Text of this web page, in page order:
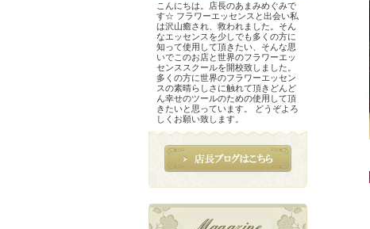
こんにちは。店長のあまみめぐみで
す☆ フラワーエッセンスと出会い私
は沢山癒され、救われました。そん
なエッセンスを少しでも多くの方に
知って使用して頂きたい、そんな思
いでこのお店と世界のフラワーエッ
センススクールを開校致しました。
多くの方に世界のフラワーエッセン
スの素晴らしさに触れて頂きどんど
ん幸せのツールのための使用して頂
きたいと思っています。 どうぞよろ
しくお願い致します。